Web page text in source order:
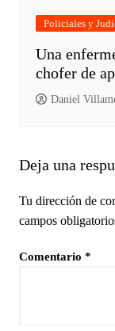
Policiales y
Una
chofer de
Daniel
Deja una
Tu dirección de
campos
Comentario *